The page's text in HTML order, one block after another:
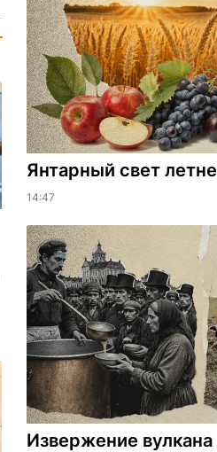
Янтарный свет
14:47
Извержение вулкана